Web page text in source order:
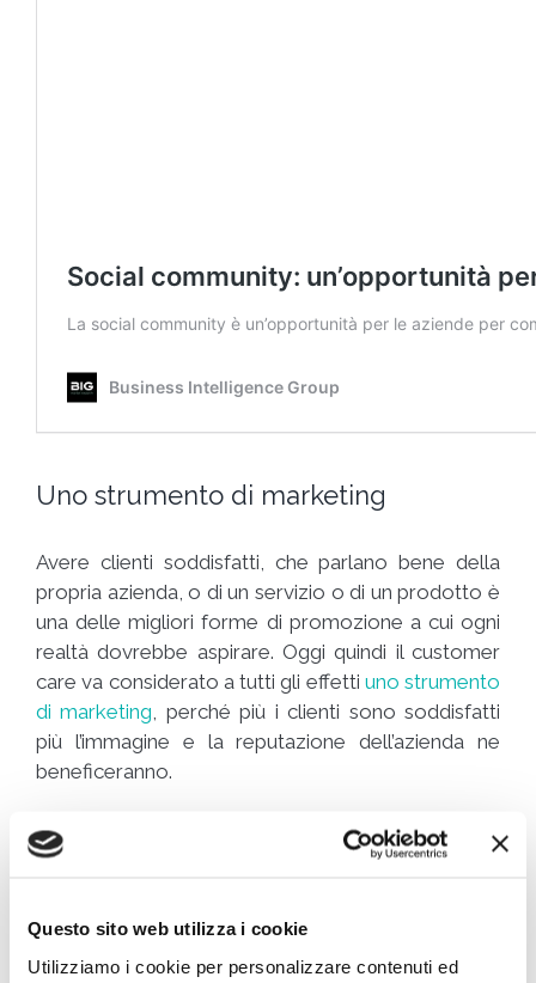
Questo sito web utilizza i cookie
Utilizziamo i cookie per personalizzare contenuti ed
Uno strumento di marketing
Avere clienti soddisfatti, che parlano bene della
propria azienda, o di un servizio o di un prodotto è
una delle migliori forme di promozione a cui ogni
realtà dovrebbe aspirare. Oggi quindi il customer
care va considerato a tutti gli effetti uno strumento
di marketing, perché più i clienti sono soddisfatti
più l’immagine e la reputazione dell’azienda ne
beneficeranno.
Ilservizio di customer care
quindi deve sempre
avere tra i suoi obiettivi principali:
puntare su una comunicazione e relazione
chiara, educata, che sia in grado di dare